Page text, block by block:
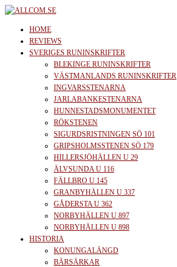
Skip
content
allcom.se
News | Reviews | History
HOME
REVIEWS
SVERIGES RUNINSKRIFTER
BLEKINGE RUNINSKRIFTER
VÄSTMANLANDS RUNINSKRIFTER
INGVARSSTENARNA
JARLABANKESTENARNA
HUNNESTADSMONUMENTET
RÖKSTENEN
SIGURDSRISTNINGEN SÖ 101
GRIPSHOLMSSTENEN SÖ 179
HILLERSJÖHÄLLEN U 29
ÄLVSUNDA U 116
FÄLLBRO U 145
GRANBYHÄLLEN U 337
GÅDERSTA U 362
NORBYHÄLLEN U 897
NORBYHÄLLEN U 898
HISTORIA
KONUNGALÄNGD
BÄRSÄRKAR